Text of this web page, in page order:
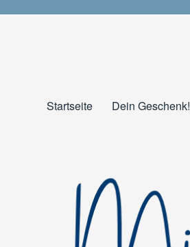
Startseite Dein Geschenk!